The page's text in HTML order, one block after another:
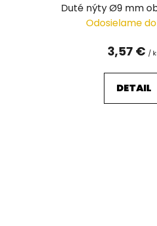
Duté nýty Ø9 mm
Odosielame
3,57 € /
DETAIL